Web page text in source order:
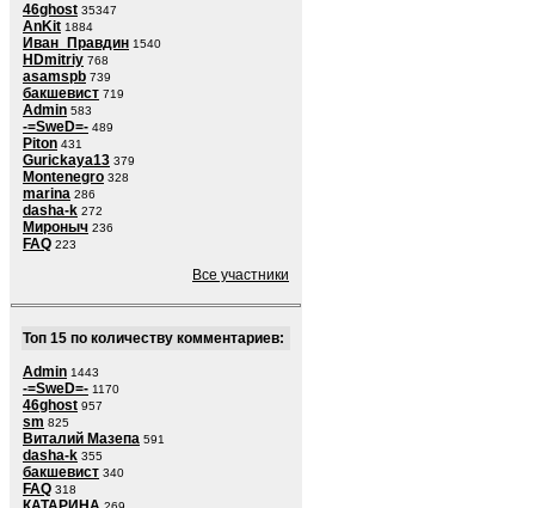
46ghost 35347
AnKit 1884
Иван_Правдин 1540
HDmitriy 768
asamspb 739
бакшевист 719
Admin 583
-=SweD=- 489
Piton 431
Gurickaya13 379
Montenegro 328
marina 286
dasha-k 272
Мироныч 236
FAQ 223
Все участники
Топ 15 по количеству комментариев:
Admin 1443
-=SweD=- 1170
46ghost 957
sm 825
Виталий Мазепа 591
dasha-k 355
бакшевист 340
FAQ 318